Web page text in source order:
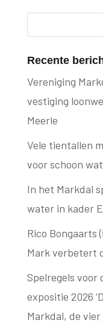
Recente
Vereniging
vestiging
Meerle
Vele tientallen
voor schoon
In het Markdal
water in kader
Rico Bongaarts
Mark verbetert
Spelregels voor
expositie 2026
Markdal, de vier